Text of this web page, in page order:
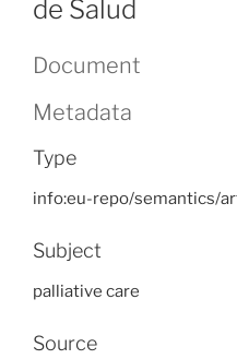
de Salud
Document
Metadata
Type
info:eu-repo/semantics/
Subject
palliative care
Source